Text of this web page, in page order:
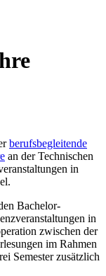
berufsbegleitende
an der Technischen
in
Bachelor-
in
zwischen der
im Rahmen
Semester zusätzlich